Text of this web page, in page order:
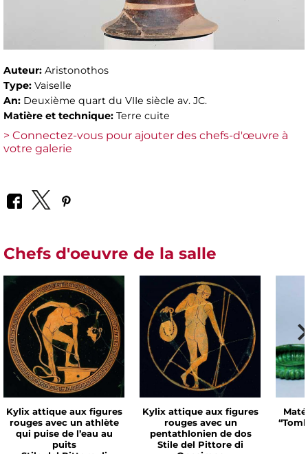
Auteur: Aristonothos
Type: Vaiselle
An: Deuxième quart du VIIe siècle av. JC.
Matière et technique: Terre cuite
> Connectez-vous pour ajouter des chefs-d'œuvre à
votre galerie
Chefs d'oeuvre de la salle
Kylix attique aux figures
rouges avec un athlète
qui puise de l’eau au
puits
Kylix attique aux figures
rouges avec un
pentathlonien de dos
Stile del Pittore di